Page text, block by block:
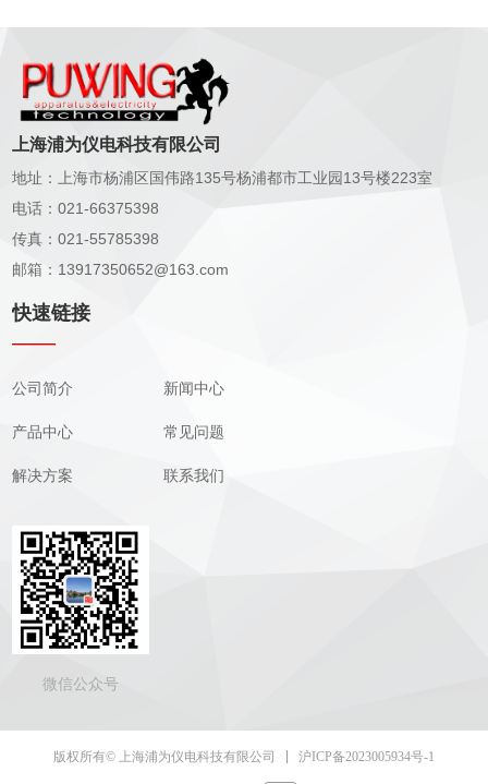
上海浦为仪电科技有限公司
地址：上海市杨浦区国伟路135号杨浦都市工业园13号楼223室
电话：021-66375398
传真：021-55785398
邮箱：13917350652@163.com
微信公众号
快速链接
——
公司简介
产品中心
解决方案
新闻中心
常见问题
联系我们
版权所有© 上海浦为仪电科技有限公司 沪ICP备2023005934号-1